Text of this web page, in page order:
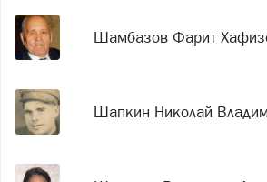
Шамбазов Фарит
Шапкин Николай